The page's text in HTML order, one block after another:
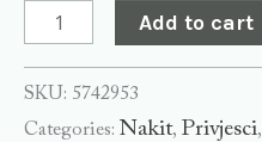
Add to cart
SKU: 5742953
Categories: Nakit, Privjesci,